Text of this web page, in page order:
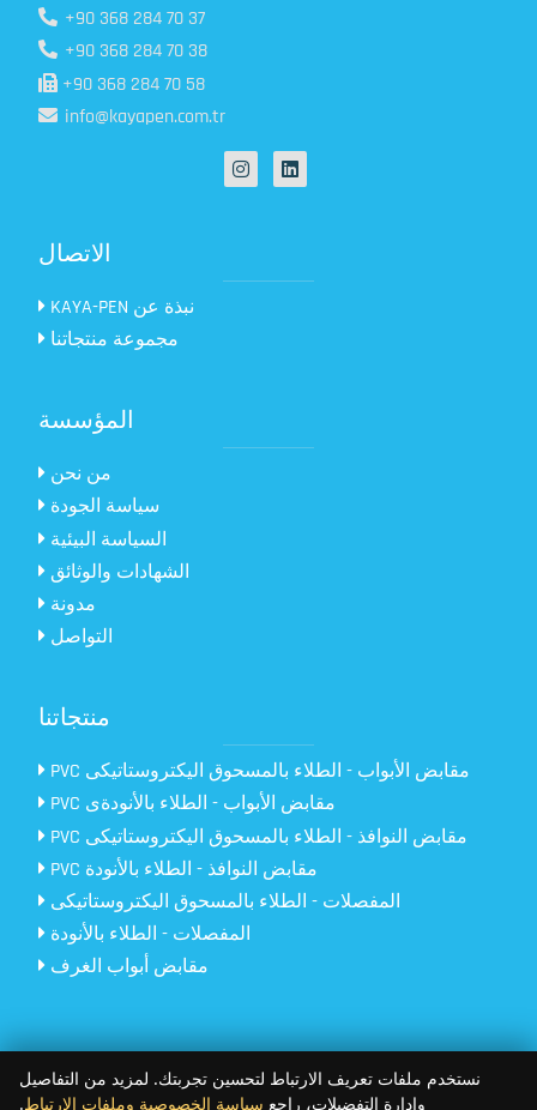
+90 368 284 70 37
+90 368 284 70 38
+90 368 284 70 58
info@kayapen.com.tr
الاتصال
KAYA-PEN نبذة عن
مجموعة منتجاتنا
المؤسسة
من نحن
سياسة الجودة
السياسة البيئية
الشهادات والوثائق
مدونة
التواصل
منتجاتنا
PVC مقابض الأبواب - الطلاء بالمسحوق اليكتروستاتيكى
PVC مقابض الأبواب - الطلاء بالأنودةى
PVC مقابض النوافذ - الطلاء بالمسحوق اليكتروستاتيكى
PVC مقابض النوافذ - الطلاء بالأنودة
المفصلات - الطلاء بالمسحوق اليكتروستاتيكى
المفصلات - الطلاء بالأنودة
مقابض أبواب الغرف
Copyright © 2026
نستخدم ملفات تعريف الارتباط لتحسين تجربتك. لمزيد من التفاصيل
وإدارة التفضيلات، راجع سياسة الخصوصية وملفات الارتباط.